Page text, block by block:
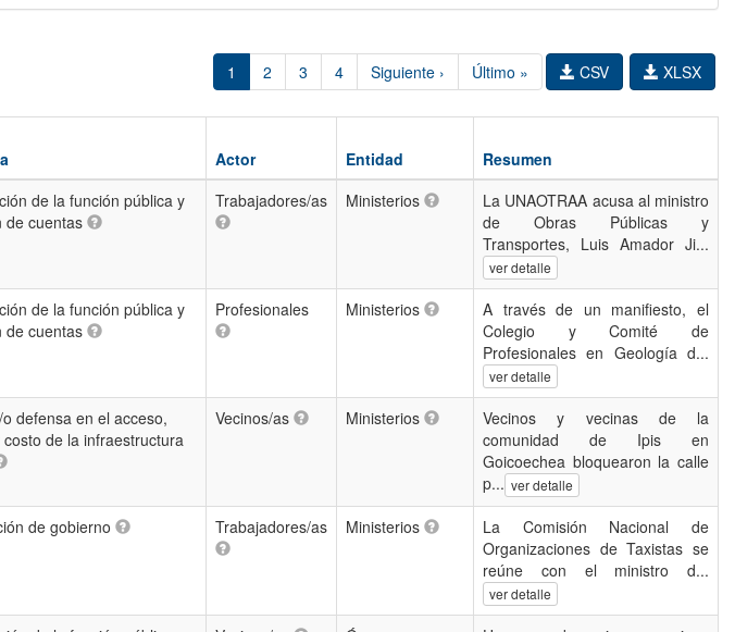
1 2 3 4 Siguiente › Último » XLSX
CSV
Actor Entidad
Resumen
de la función pública y
de cuentas
Trabajadores/as Ministerios
La UNAOTRAA acusa al ministro
de Obras Públicas y
Transportes, Luis Amador Ji...
ver detalle
de la función pública y
de cuentas
Profesionales Ministerios
A través de un manifiesto, el
Colegio y Comité de
Profesionales en Geología d...
ver detalle
defensa en el acceso,
de la infraestructura
Vecinos/as Ministerios
Vecinos y vecinas de la
comunidad de Ipis en
Goicoechea bloquearon la calle
p... ver detalle
de gobierno Trabajadores/as Ministerios
La Comisión Nacional de
Organizaciones de Taxistas se
reúne con el ministro d...
ver detalle